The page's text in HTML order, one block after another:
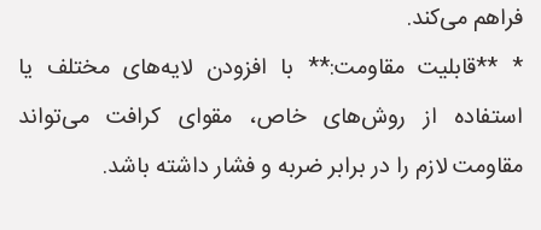
فراهم می‌کند.
* **قابلیت مقاومت:** با افزودن لایه‌های مختلف یا
استفاده از روش‌های خاص، مقوای کرافت می‌تواند
مقاومت لازم را در برابر ضربه و فشار داشته باشد.